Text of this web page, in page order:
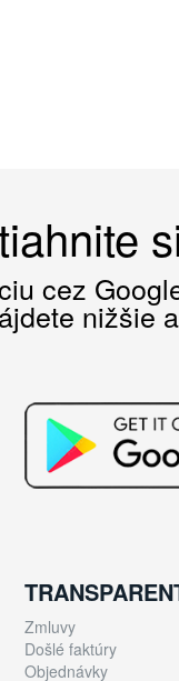
cez
nižšie
Zmluvy
Došlé faktúry
Objednávky